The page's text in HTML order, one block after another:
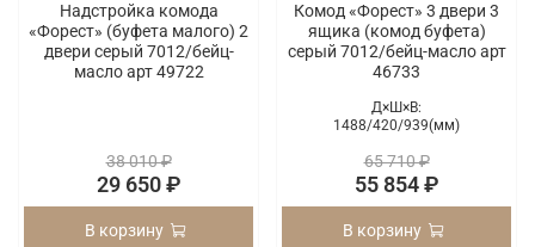
Надстройка комода
«Форест» (буфета малого) 2
двери серый 7012/бейц-
масло арт 49722
38 010 ₽
29 650 ₽
В корзину
Комод «Форест» 3 двери 3
ящика (комод буфета)
серый 7012/бейц-масло арт
46733
Д×Ш×В:
1488/420/939(мм)
65 710 ₽
55 854 ₽
В корзину